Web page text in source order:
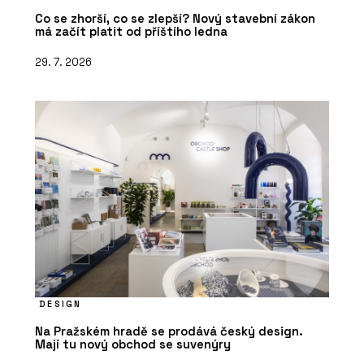
Co se zhorší, co se zlepší? Nový stavební zákon
má začít platit od příštího ledna
29. 7. 2026
DESIGN
Na Pražském hradě se prodává český design.
Mají tu nový obchod se suvenýry